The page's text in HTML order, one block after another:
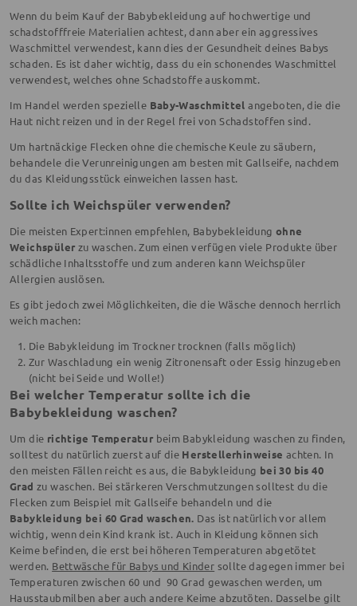
Wenn du beim Kauf der Babybekleidung auf hochwertige und
schadstofffreie Materialien achtest, dann aber ein aggressives
Waschmittel verwendest, kann dies der Gesundheit deines Babys
schaden. Es ist daher wichtig, dass du ein schonendes Waschmittel
verwendest, welches ohne Schadstoffe auskommt.
Im Handel werden spezielle Baby-Waschmittelangeboten, die die
Haut nicht reizen und in der Regel frei von Schadstoffen sind.
Um hartnäckige Flecken ohne die chemische Keule zu säubern,
behandele die Verunreinigungen am besten mit Gallseife, nachdem
du das Kleidungsstück einweichen lassen hast.
Sollte ich Weichspüler verwenden?
Die meisten Expert:innen empfehlen, Babybekleidung ohne
Weichspüler zu waschen. Zum einen verfügen viele Produkte über
schädliche Inhaltsstoffe und zum anderen kann Weichspüler
Allergien auslösen.
Es gibt jedoch zwei Möglichkeiten, die die Wäsche dennoch herrlich
weich machen:
Die Babykleidung im Trockner trocknen (falls möglich)
Zur Waschladung ein wenig Zitronensaft oder Essig hinzugeben
(nicht bei Seide und Wolle!)
Bei welcher Temperatur sollte ich die
Babybekleidung waschen?
Um die richtige Temperatur beim Babykleidung waschen zu finden,
solltest du natürlich zuerst auf die Herstellerhinweise achten. In
den meisten Fällen reicht es aus, die Babykleidung bei 30 bis 40
Grad zu waschen. Bei stärkeren Verschmutzungen solltest du die
Flecken zum Beispiel mit Gallseife behandeln und die
Babykleidung bei 60 Grad waschen. Das ist natürlich vor allem
wichtig, wenn dein Kind krank ist. Auch in Kleidung können sich
Keime befinden, die erst bei höheren Temperaturen abgetötet
werden. Bettwäsche für Babys und Kinder sollte dagegen immer bei
Temperaturen zwischen 60 und 90 Grad gewaschen werden, um
Hausstaubmilben aber auch andere Keime abzutöten. Dasselbe gilt